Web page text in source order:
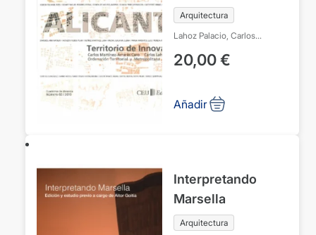
Arquitectura
Lahoz Palacio, Carlos
20,00€
Añadir
Interpretando
Marsella
Arquitectura